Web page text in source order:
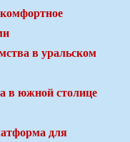
в уральском
в южной столице
для